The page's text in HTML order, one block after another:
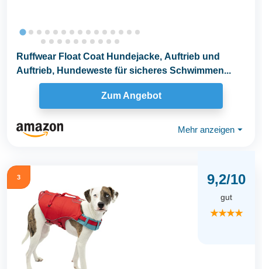
Ruffwear Float Coat Hundejacke, Auftrieb und
Auftrieb, Hundeweste für sicheres Schwimmen...
Zum Angebot
Mehr anzeigen ⏷
3 9,2/10
gut
★★★★